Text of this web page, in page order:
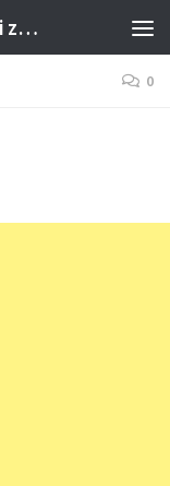
Poruke, čestitke, citati za svakoga i za svaku priliku
0